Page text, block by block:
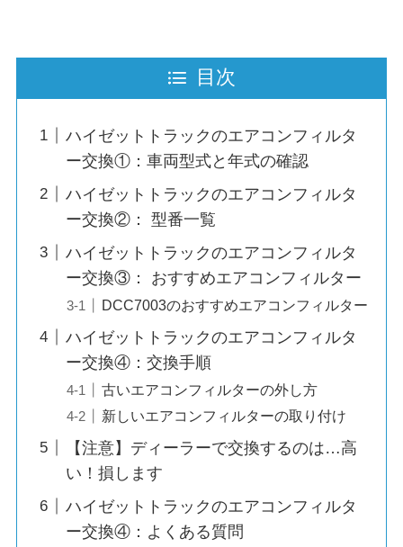
目次
ハイゼットトラックのエアコンフィルタ
ー交換①：車両型式と年式の確認
ハイゼットトラックのエアコンフィルタ
ー交換②： 型番一覧
ハイゼットトラックのエアコンフィルタ
ー交換③： おすすめエアコンフィルター
DCC7003のおすすめエアコンフィルター
ハイゼットトラックのエアコンフィルタ
ー交換④：交換手順
古いエアコンフィルターの外し方
新しいエアコンフィルターの取り付け
【注意】ディーラーで交換するのは…高
い！損します
ハイゼットトラックのエアコンフィルタ
ー交換④：よくある質問